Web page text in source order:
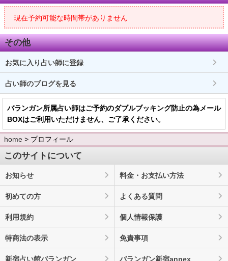
現在予約可能な時間帯がありません
その他
お気に入り占い師に登録
占い師のブログを見る
バランガン所属占い師はご予約のダブルブッキング防止の為メール
BOXはご利用いただけません、ご了承ください。
home > プロフィール
このサイトについて
お知らせ 料金・お支払い方法
初めての方 よくある質問
利用規約 個人情報保護
特商法の表示 免責事項
新宿占い館バランガン バランガン新宿annex